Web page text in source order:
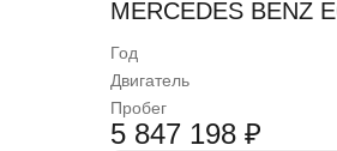
MERCEDES BENZ
Год
Двигатель
Пробег
5 847 198 ₽